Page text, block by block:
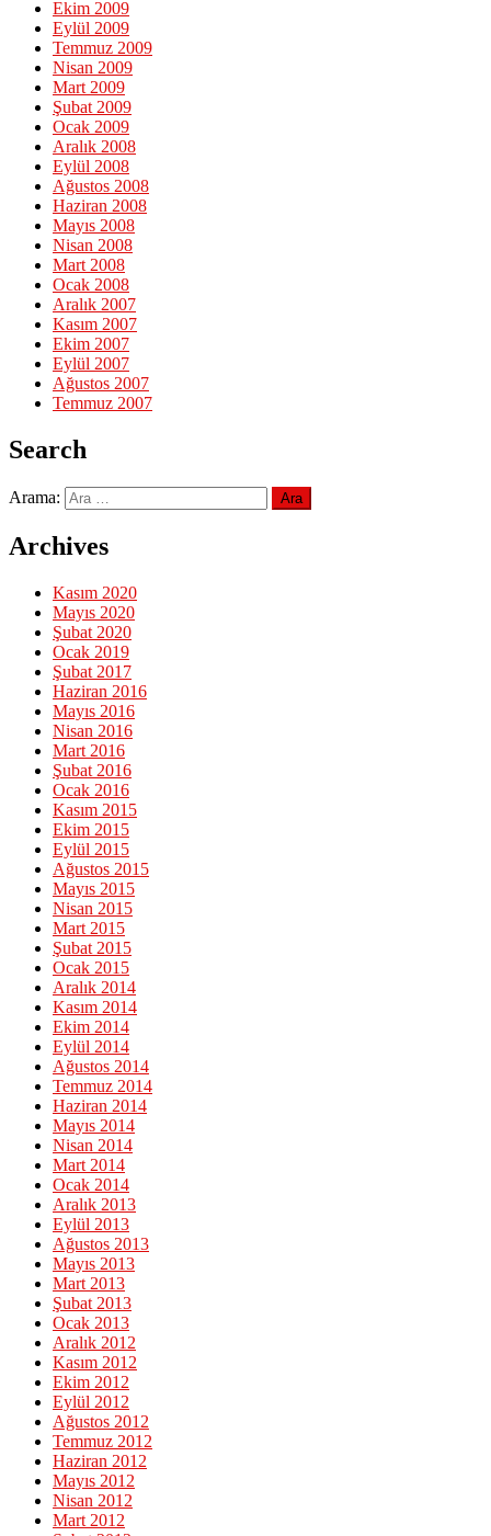
Ekim 2009
Eylül 2009
Temmuz 2009
Nisan 2009
Mart 2009
Şubat 2009
Ocak 2009
Aralık 2008
Eylül 2008
Ağustos 2008
Haziran 2008
Mayıs 2008
Nisan 2008
Mart 2008
Ocak 2008
Aralık 2007
Kasım 2007
Ekim 2007
Eylül 2007
Ağustos 2007
Temmuz 2007
Search
Arama:
Archives
Kasım 2020
Mayıs 2020
Şubat 2020
Ocak 2019
Şubat 2017
Haziran 2016
Mayıs 2016
Nisan 2016
Mart 2016
Şubat 2016
Ocak 2016
Kasım 2015
Ekim 2015
Eylül 2015
Ağustos 2015
Mayıs 2015
Nisan 2015
Mart 2015
Şubat 2015
Ocak 2015
Aralık 2014
Kasım 2014
Ekim 2014
Eylül 2014
Ağustos 2014
Temmuz 2014
Haziran 2014
Mayıs 2014
Nisan 2014
Mart 2014
Ocak 2014
Aralık 2013
Eylül 2013
Ağustos 2013
Mayıs 2013
Mart 2013
Şubat 2013
Ocak 2013
Aralık 2012
Kasım 2012
Ekim 2012
Eylül 2012
Ağustos 2012
Temmuz 2012
Haziran 2012
Mayıs 2012
Nisan 2012
Mart 2012